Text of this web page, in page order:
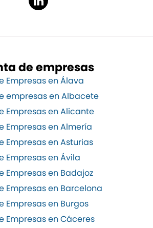
de empresas
Empresas en Álava
empresas en Albacete
Empresas en Alicante
Empresas en Almería
Empresas en Asturias
Empresas en Ávila
Empresas en Badajoz
Empresas en Barcelona
Empresas en Burgos
Empresas en Cáceres